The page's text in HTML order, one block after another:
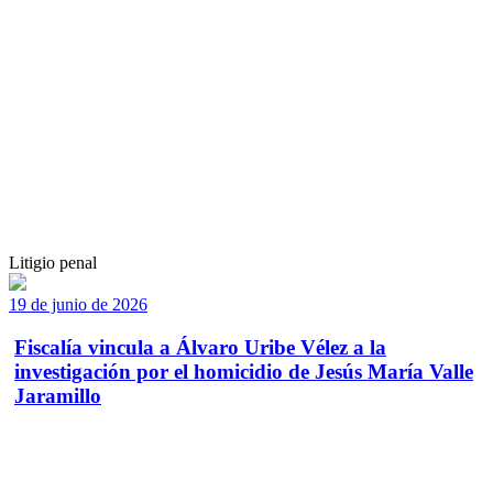
Litigio penal
19 de junio de 2026
Fiscalía vincula a Álvaro Uribe Vélez a la
investigación por el homicidio de Jesús María Valle
Jaramillo